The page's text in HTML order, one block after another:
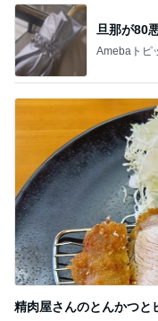
旦那が80
Amebaトピ
精肉屋さんのとんかつと